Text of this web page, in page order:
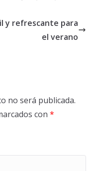
y refrescante para
el verano
no será publicada.
con *